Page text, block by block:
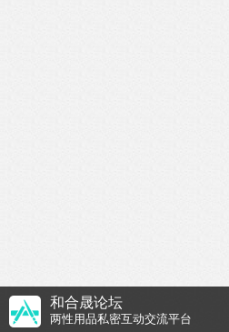
和合晟论坛
两性用品私密互动交流平台